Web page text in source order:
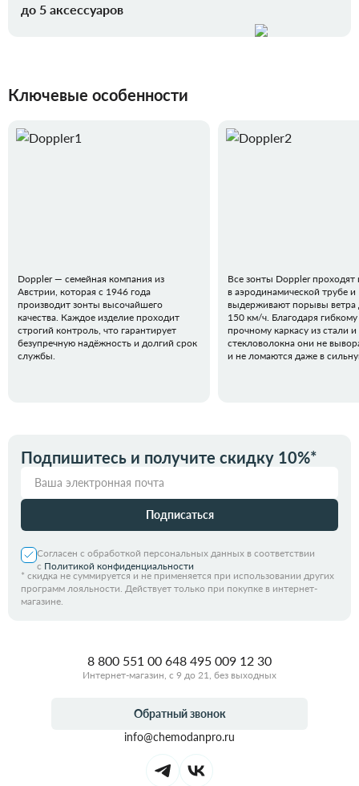
до 5 аксессуаров
Ключевые особенности
Doppler — семейная компания из
Австрии, которая с 1946 года
производит зонты высочайшего
качества. Каждое изделие проходит
строгий контроль, что гарантирует
безупречную надёжность и долгий срок
службы.
Все зонты Doppler проходят
в аэродинамической трубе и
выдерживают порывы ветра
150 км/ч. Благодаря
прочному каркасу из стали и
стекловолокна они не
и не ломаются даже в
Подпишитесь и получите скидку 10%*
Подписаться
Согласен с обработкой персональных данных в соответствии
с Политикой конфиденциальности
* скидка не суммируется и не применяется при использовании других
программ лояльности. Действует только при покупке в интернет-
магазине.
8 800 551 00 648 495 009 12 30
Интернет-магазин, с 9 до 21, без выходных
Обратный звонок
info@chemodanpro.ru